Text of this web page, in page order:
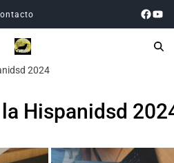
2024
Hispanidsd